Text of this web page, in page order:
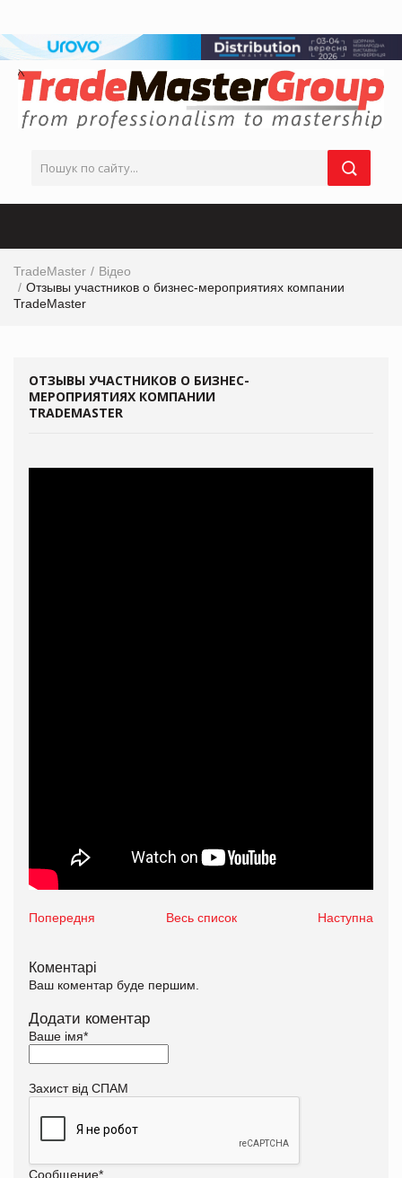
TradeMaster
Відео
Отзывы участников о бизнес-мероприятиях компании
TradeMaster
ОТЗЫВЫ УЧАСТНИКОВ О БИЗНЕС-
МЕРОПРИЯТИЯХ КОМПАНИИ
TRADEMASTER
Попередня Весь список Наступна
Коментарі
Ваш коментар буде першим.
Додати коментар
Ваше імя*
Захист від СПАМ
Сообщение*